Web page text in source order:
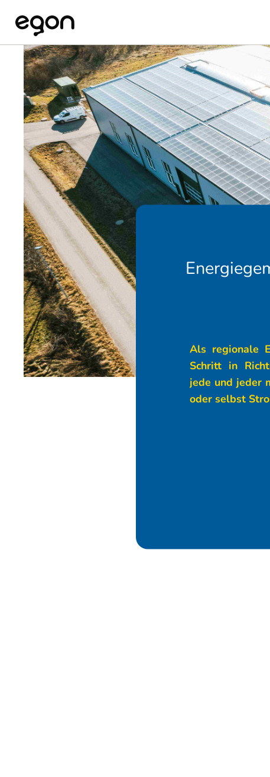
Als regionale
Schritt in
jede und jeder
oder selbst